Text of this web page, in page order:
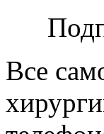
Все